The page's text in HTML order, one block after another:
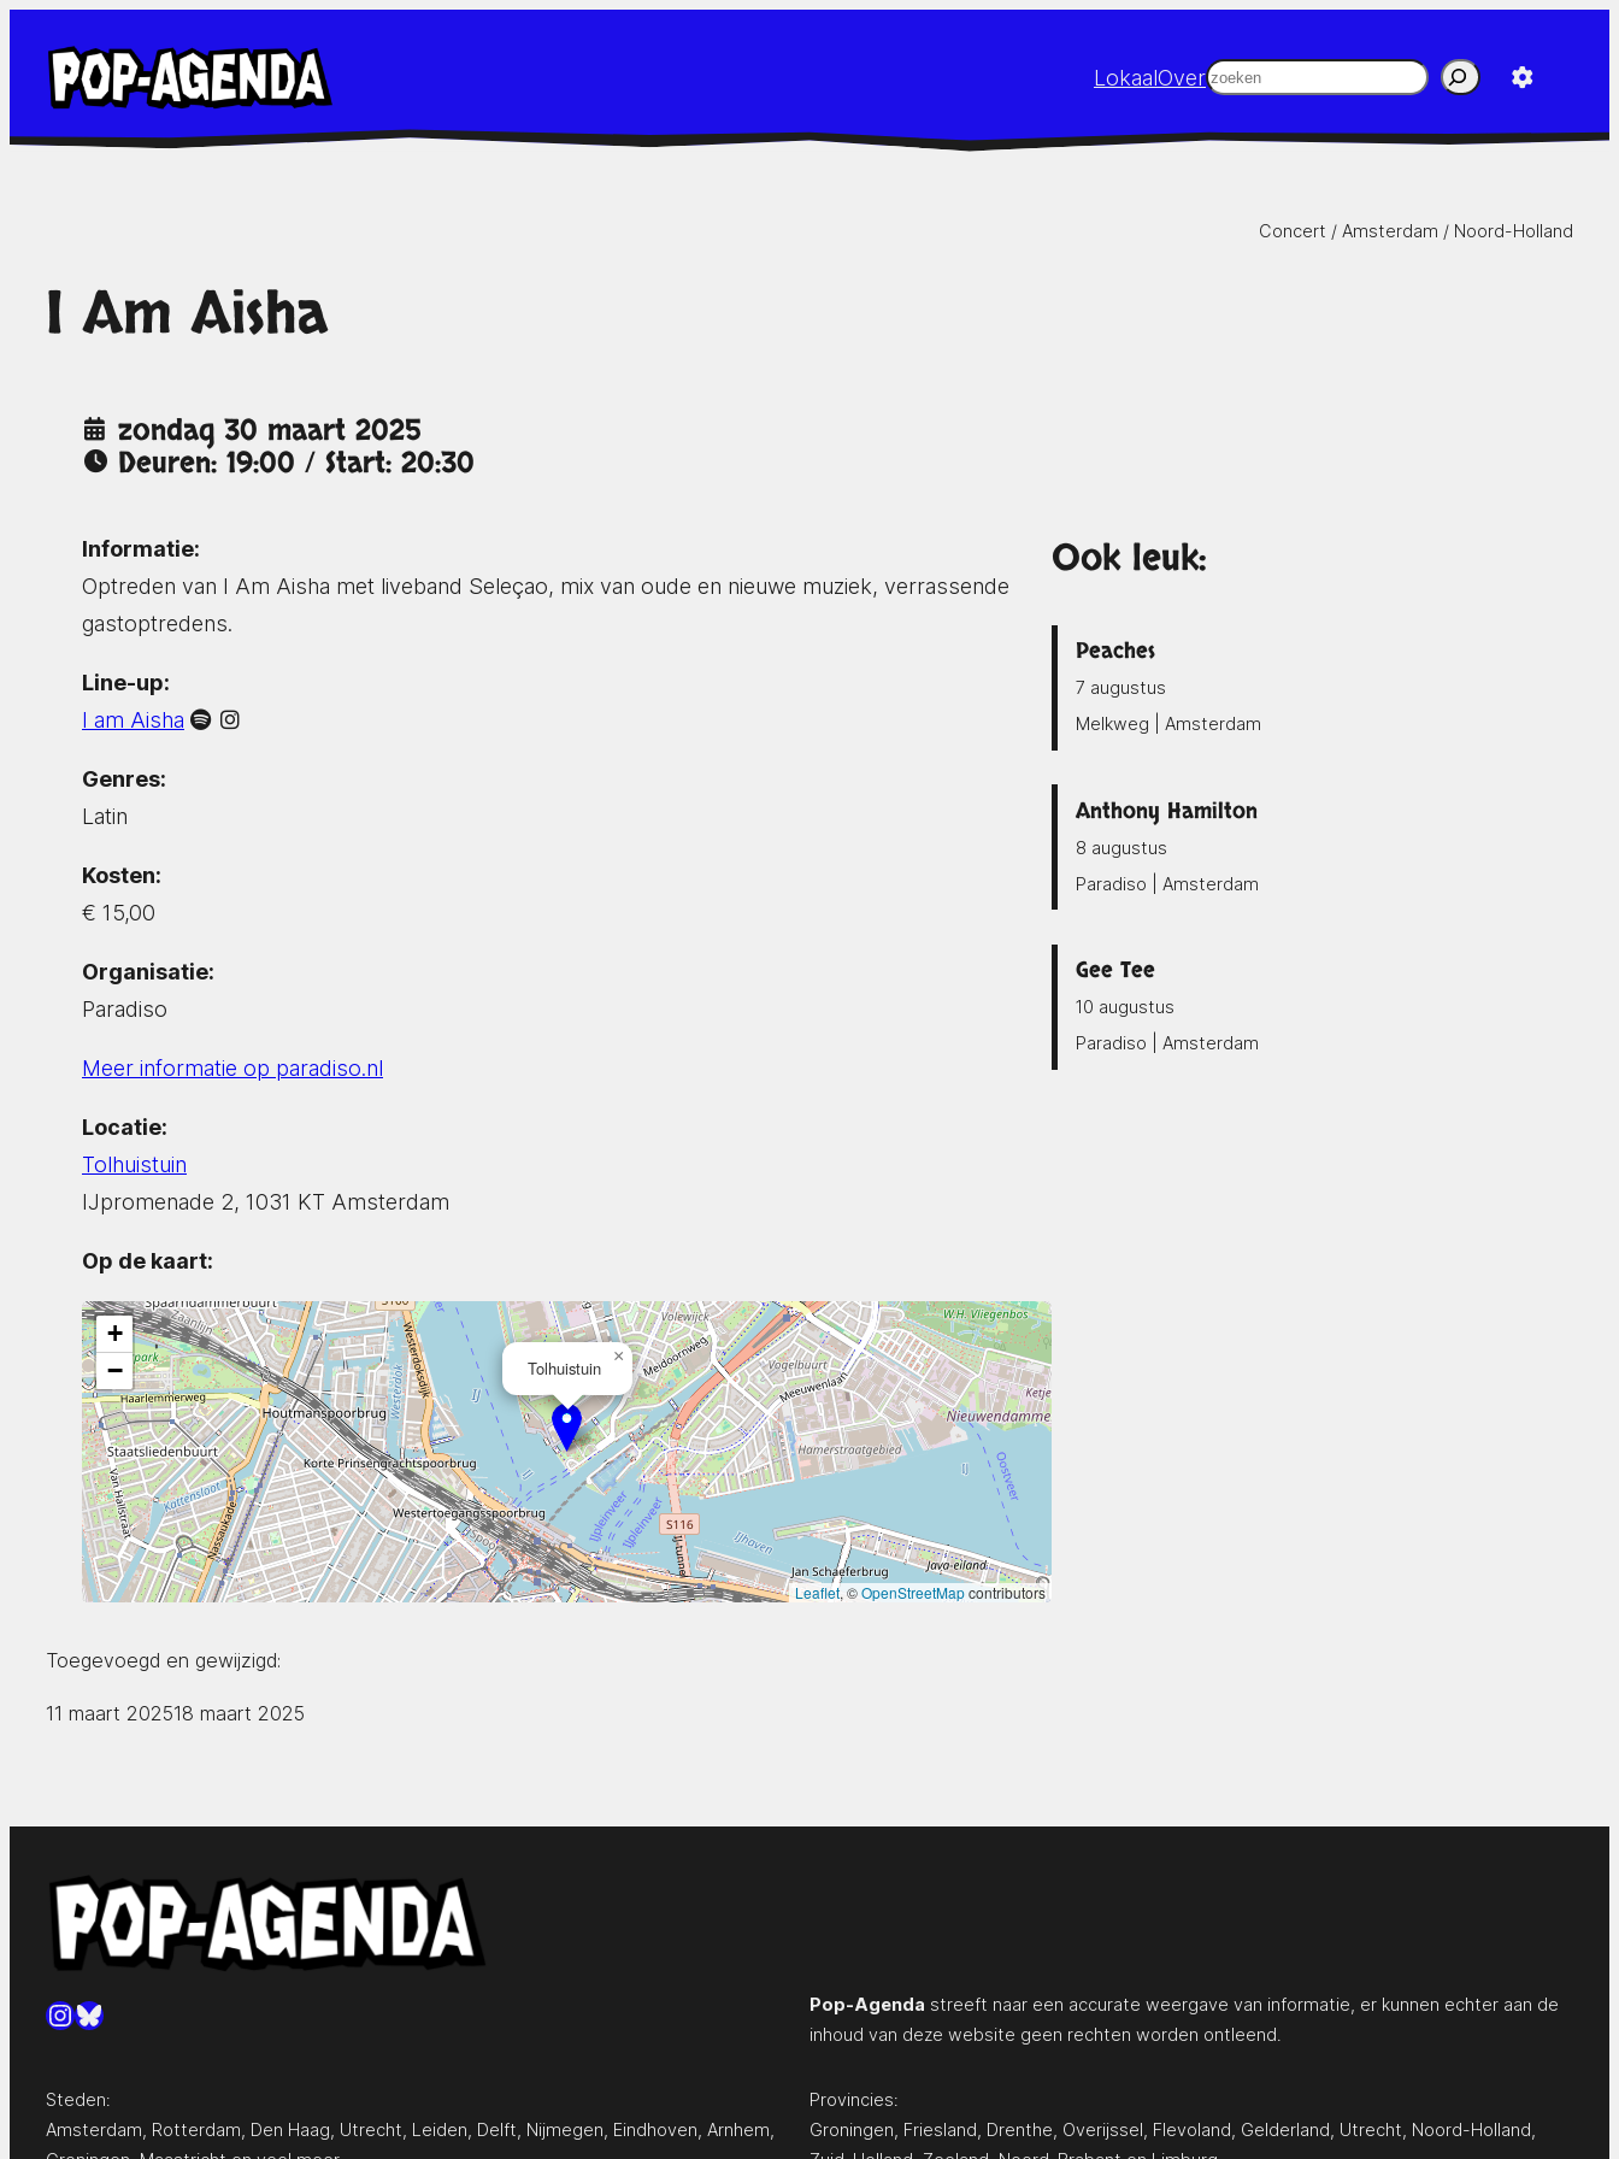
naar
inhoud
LokaalOverZoeken
Concert / Amsterdam / Noord-Holland
I Am Aisha
zondag 30 maart 2025
Deuren: 19:00 / Start: 20:30
Informatie:
Optreden van I Am Aisha met liveband Seleçao, mix van oude en nieuwe muziek, verrassende
gastoptredens.
Line-up:
I am Aisha
Genres:
Latin
Kosten:
€ 15,00
Organisatie:
Paradiso
Meer informatie op paradiso.nl
Locatie:
Tolhuistuin
IJpromenade 2, 1031 KT Amsterdam
Op de kaart:
Tolhuistuin
×
+
−
Leaflet, ©OpenStreetMapcontributors
Ook leuk:
Peaches
7 augustus
Melkweg | Amsterdam
Anthony Hamilton
8 augustus
Paradiso | Amsterdam
Gee Tee
10 augustus
Paradiso | Amsterdam
Toegevoegd en gewijzigd:
11 maart 202518 maart 2025
Instagram
Bluesky Pop-Agenda streeft naar een accurate weergave van informatie, er kunnen echter aan de
inhoud van deze website geen rechten worden ontleend.
Steden:
Amsterdam Rotterdam Den Haag Utrecht Leiden Delft Nijmegen Eindhoven Arnhem
Provincies:
Groningen Friesland Drenthe Overijssel Flevoland Gelderland Utrecht Noord-Holland